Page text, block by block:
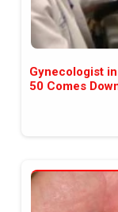
Gynecologist
50 Comes